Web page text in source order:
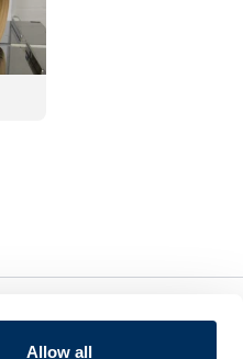
Allow all